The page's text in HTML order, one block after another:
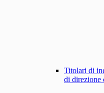
Titolari di
di direzione